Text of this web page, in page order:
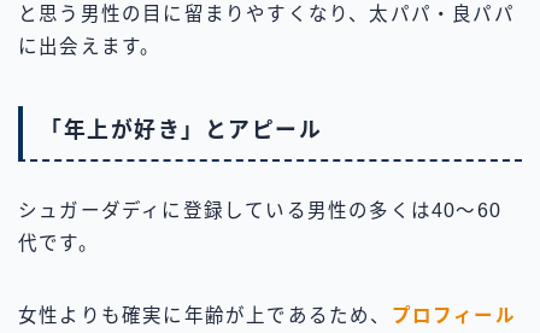
と思う男性の目に留まりやすくなり、太パパ・良パパ
に出会えます。
「年上が好き」とアピール
シュガーダディに登録している男性の多くは40〜60
代です。
女性よりも確実に年齢が上であるため、 プロフィール